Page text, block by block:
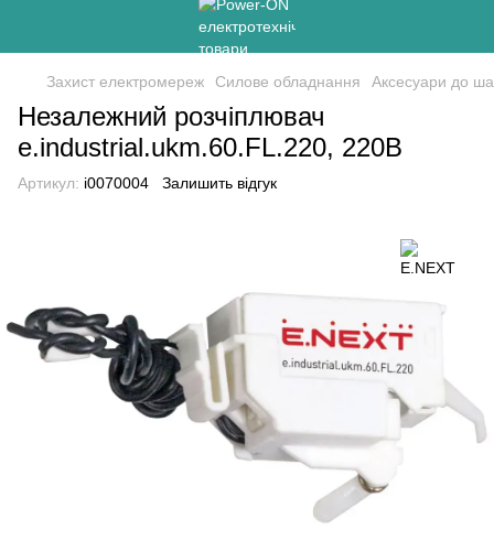
Захист електромереж Силове обладнання Аксесуари до
Незалежний розчіплювач
e.industrial.ukm.60.FL.220, 220В
Артикул: i0070004 Залишить відгук